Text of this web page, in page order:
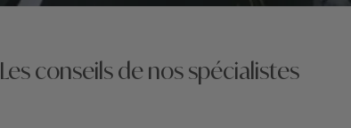
Les conseils de nos spécialistes